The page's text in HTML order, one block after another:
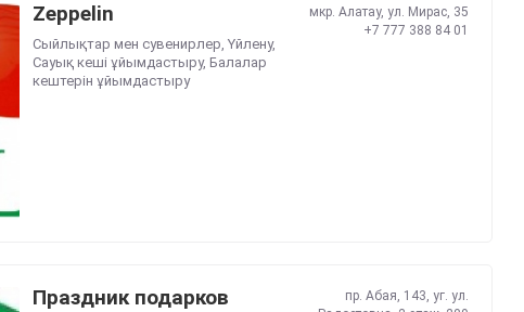
Zeppelin
Сыйлықтар мен сувенирлер, Үйлену,
Сауық кеші ұйымдастыру, Балалар
кештерін ұйымдастыру
мкр. Алатау, ул. Мирас, 35
+7 777 388 84 01
Праздник подарков
пр. Абая, 143, уг. ул.